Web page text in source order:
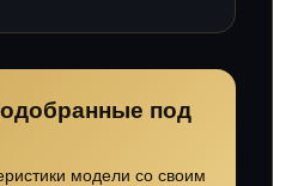
под
модели со своим